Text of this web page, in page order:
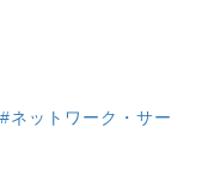
#ネットワーク・サー